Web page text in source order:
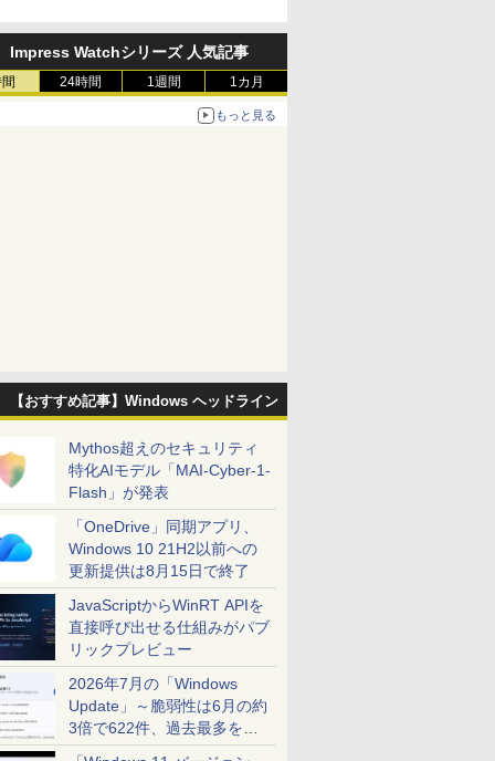
Impress Watchシリーズ 人気記事
24時間 1週間 1カ月
もっと見る
【おすすめ記事】Windows ヘッドライン
Mythos超えのセキュリティ
特化AIモデル「MAI-Cyber-1-
Flash」が発表
「OneDrive」同期アプリ、
Windows 10 21H2以前への
更新提供は8月15日で終了
JavaScriptからWinRT APIを
直接呼び出せる仕組みがパブ
リックプレビュー
2026年7月の「Windows
Update」～脆弱性は6月の約
3倍で622件、過去最多を大
幅に更新